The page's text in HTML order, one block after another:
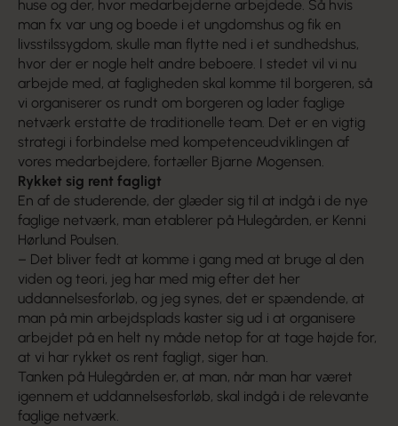
huse og der, hvor medarbejderne arbejdede. Så hvis
man fx var ung og boede i et ungdomshus og fik en
livsstilssygdom, skulle man flytte ned i et sundhedshus,
hvor der er nogle helt andre beboere. I stedet vil vi nu
arbejde med, at fagligheden skal komme til borgeren, så
vi organiserer os rundt om borgeren og lader faglige
netværk erstatte de traditionelle team. Det er en vigtig
strategi i forbindelse med kompetenceudviklingen af
vores medarbejdere, fortæller Bjarne Mogensen.
Rykket sig rent fagligt
En af de studerende, der glæder sig til at indgå i de nye
faglige netværk, man etablerer på Hulegården, er Kenni
Hørlund Poulsen.
– Det bliver fedt at komme i gang med at bruge al den
viden og teori, jeg har med mig efter det her
uddannelsesforløb, og jeg synes, det er spændende, at
man på min arbejdsplads kaster sig ud i at organisere
arbejdet på en helt ny måde netop for at tage højde for,
at vi har rykket os rent fagligt, siger han.
Tanken på Hulegården er, at man, når man har været
igennem et uddannelsesforløb, skal indgå i de relevante
faglige netværk.